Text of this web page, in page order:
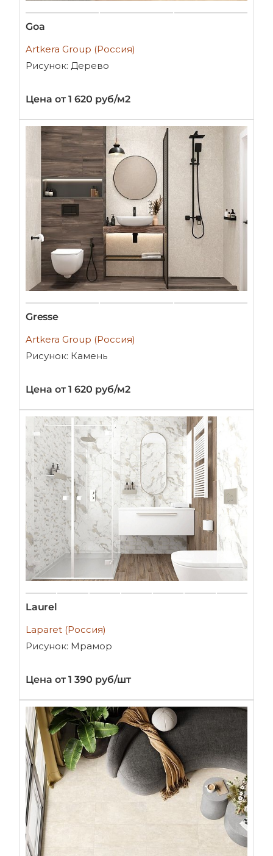
Goa
Artkera Group (Россия)
Рисунок: Дерево
Цена от 1 620 руб/м2
Gresse
Artkera Group (Россия)
Рисунок: Камень
Цена от 1 620 руб/м2
Laurel
Laparet (Россия)
Рисунок: Мрамор
Цена от 1 390 руб/шт